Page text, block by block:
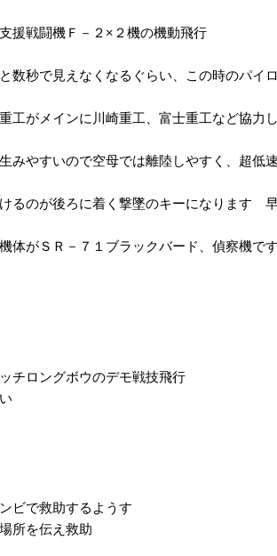
援戦闘機Ｆ－２×２機の機動飛行
数秒で見えなくなるぐらい、この時のパイ
工がメインに川崎重工、富士重工など協力
みやすいので空母では離陸しやすく、超低
るのが後ろに着く撃墜のキーになります
体がＳＲ－７１ブラックバード、偵察機で
チロングボウのデモ戦技飛行
ビで救助するようす
所を伝え救助